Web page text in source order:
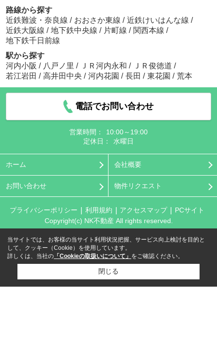
路線から探す
近鉄難波・奈良線 / おおさか東線 / 近鉄けいはんな線 /
近鉄大阪線 / 地下鉄中央線 / 片町線 / 関西本線 /
地下鉄千日前線
駅から探す
河内小阪 / 八戸ノ里 / ＪＲ河内永和 / ＪＲ俊徳道 /
若江岩田 / 高井田中央 / 河内花園 / 長田 / 東花園 / 荒本
電話でお問い合わせ
営業時間：
10:00～19:00
定休日：
水曜日
ホーム 会社概要
お問い合わせ 物件リクエスト
プライバシーポリシー 利用規約 アクセスマップ
PCサイト
Copyright(c) NK不動産 All rights reserved.
当サイトでは、お客様の当サイト利用状況把握、サービス向上検討を目的と
して、クッキー（Cookie）を使用しています。
詳しくは、当社の 「Cookieの取扱いについて」 をご確認ください。
閉じる